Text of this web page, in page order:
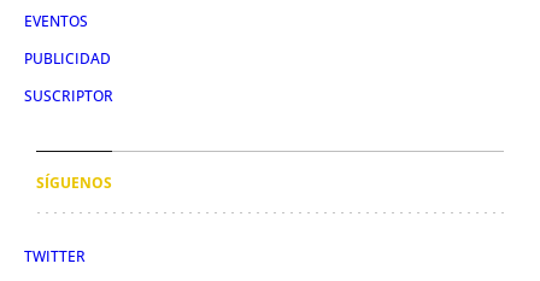
EVENTOS
PUBLICIDAD
SUSCRIPTOR
SÍGUENOS
TWITTER